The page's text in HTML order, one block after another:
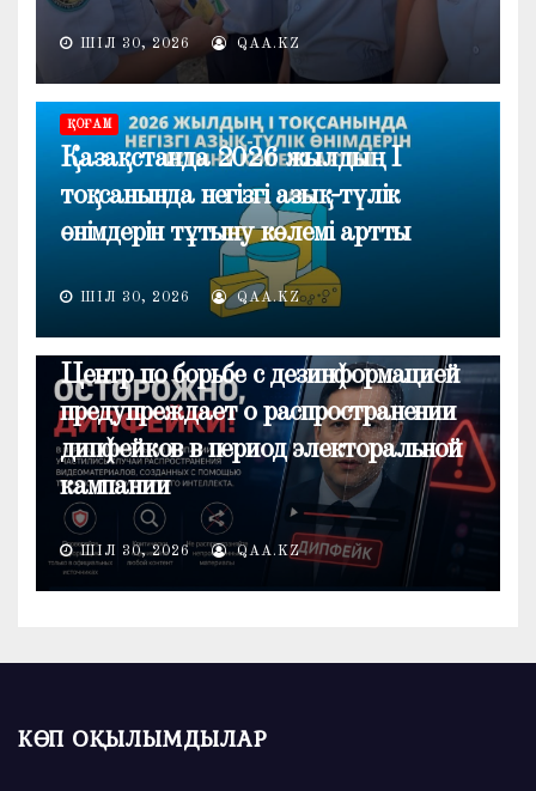
ШІЛ 30, 2026 QAA.KZ
ҚОҒАМ
Қазақстанда 2026 жылдың I
тоқсанында негізгі азық-түлік
өнімдерін тұтыну көлемі артты
ШІЛ 30, 2026 QAA.KZ
ОБЩЕСТВО
Центр по борьбе с дезинформацией
предупреждает о распространении
дипфейков в период электоральной
кампании
ШІЛ 30, 2026 QAA.KZ
КӨП ОҚЫЛЫМДЫЛАР